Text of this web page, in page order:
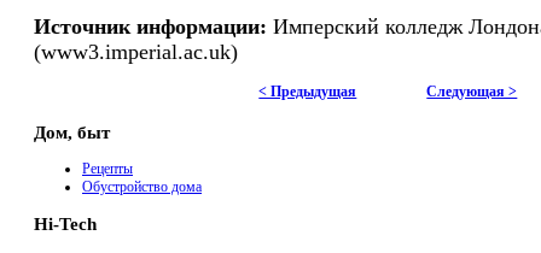
Источник информации: Имперский колледж
(www3.imperial.ac.uk)
< Предыдущая Следующая >
Дом, быт
Рецепты
Обустройство дома
Hi-Tech